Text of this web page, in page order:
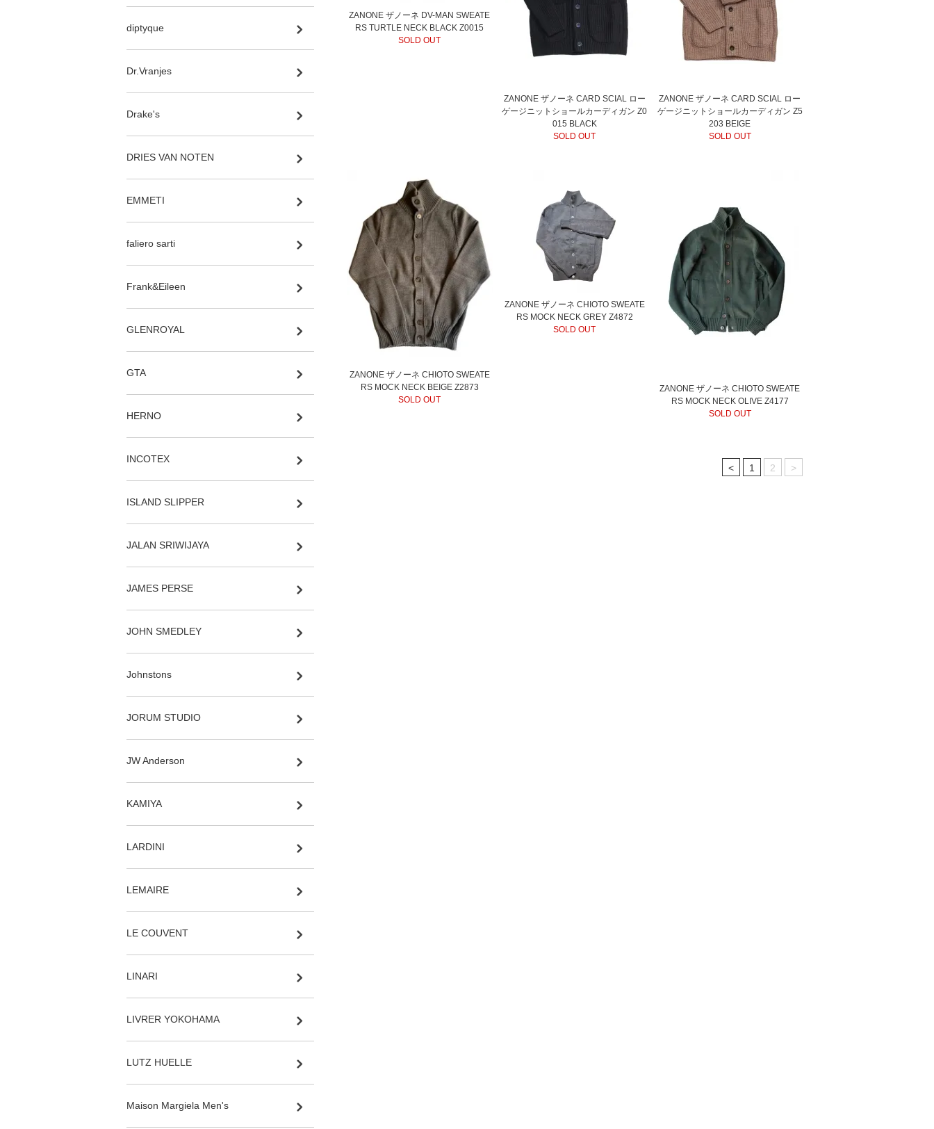
ZANONE ザノーネ DV-MAN SWEATE
RS TURTLE NECK BLACK Z0015
SOLD OUT
ZANONE ザノーネ CARD SCIAL ロー
ゲージニットショールカーディガン Z0
015 BLACK
SOLD OUT
ZANONE ザノーネ CARD SCIAL ロー
ゲージニットショールカーディガン Z5
203 BEIGE
SOLD OUT
ZANONE ザノーネ CHIOTO SWEATE
RS MOCK NECK BEIGE Z2873
SOLD OUT
ZANONE ザノーネ CHIOTO SWEATE
RS MOCK NECK GREY Z4872
SOLD OUT
ZANONE ザノーネ CHIOTO SWEATE
RS MOCK NECK OLIVE Z4177
SOLD OUT
< 1 2 >
diptyque
Dr.Vranjes
Drake's
DRIES VAN NOTEN
EMMETI
faliero sarti
Frank&Eileen
GLENROYAL
GTA
HERNO
INCOTEX
ISLAND SLIPPER
JALAN SRIWIJAYA
JAMES PERSE
JOHN SMEDLEY
Johnstons
JORUM STUDIO
JW Anderson
KAMIYA
LARDINI
LEMAIRE
LE COUVENT
LINARI
LIVRER YOKOHAMA
LUTZ HUELLE
Maison Margiela Men's